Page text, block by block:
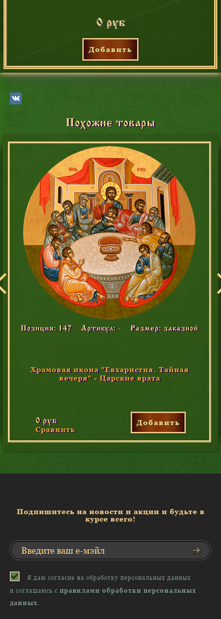
0 руб
Добавить
Похожие товары
Позиция: 147 Артикул: - Размер: заказной
Храмовая икона "Евхаристия. Тайная
вечеря" - Царские врата
0 руб
Сравнить
Добавить
Подпишитесь на новости и акции и будьте в
курсе всего!
Я даю согласие на обработку персональных данных
и соглашаюсь с правилами обработки персональных
данных.